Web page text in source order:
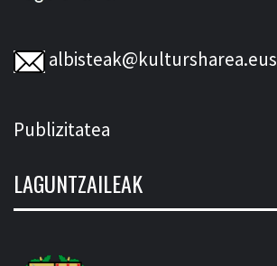
albisteak@kultursharea.eus
Publizitatea
LAGUNTZAILEAK